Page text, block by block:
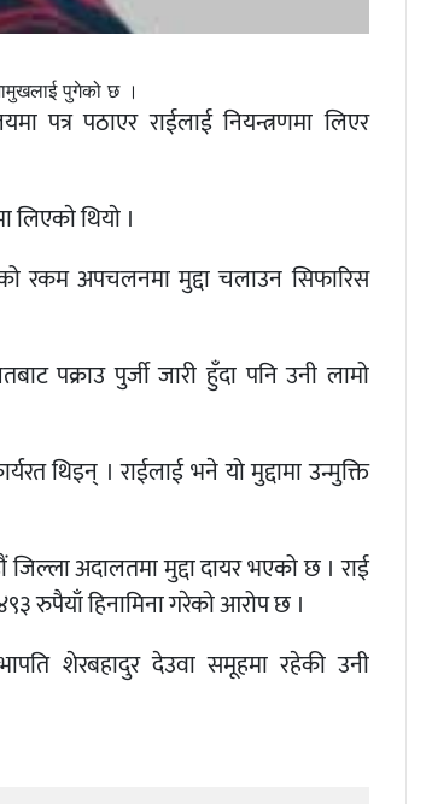
पुगेको छ ।
पत्र पठाएर राईलाई नियन्त्रणमा लिएर
लिएकाे थियाे ।
रकम अपचलनमा मुद्दा चलाउन सिफारिस
पक्राउ पुर्जी जारी हुँदा पनि उनी लामो
थिइन् । राईलाई भने यो मुद्दामा उन्मुक्ति
अदालतमा मुद्दा दायर भएको छ । राई
रुपैयाँ हिनामिना गरेको आरोप छ ।
शेरबहादुर देउवा समूहमा रहेकी उनी